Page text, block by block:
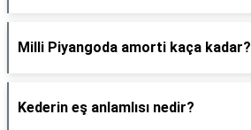
Milli Piyangoda amorti kaça kadar?
Kederin eş anlamlısı nedir?